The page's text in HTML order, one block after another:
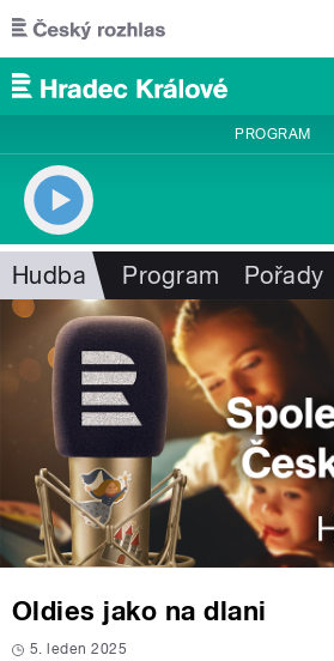
Přejít k hlavnímu obsahu
PROGRAM
Hudba Program Pořady
Oldies jako na dlani
5. leden 2025